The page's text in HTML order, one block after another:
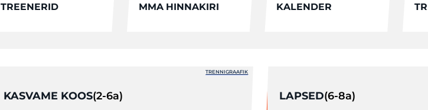
TREENERID MMA HINNAKIRI KALENDER
KASVAME KOOS(2-6a)
TRENNIGRAAFIK
LAPSED(6-8a)